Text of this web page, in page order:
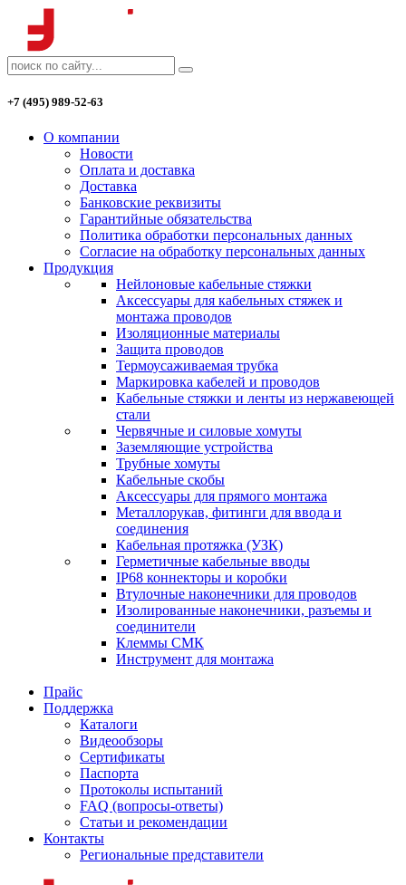
+7 (495) 989-52-63
О компании
Новости
Оплата и доставка
Доставка
Банковские реквизиты
Гарантийные обязательства
Политика обработки персональных данных
Согласие на обработку персональных данных
Продукция
Нейлоновые кабельные стяжки
Аксессуары для кабельных стяжек и
монтажа проводов
Изоляционные материалы
Защита проводов
Термоусаживаемая трубка
Маркировка кабелей и проводов
Кабельные стяжки и ленты из нержавеющей
стали
Червячные и силовые хомуты
Заземляющие устройства
Трубные хомуты
Кабельные скобы
Аксессуары для прямого монтажа
Металлорукав, фитинги для ввода и
соединения
Кабельная протяжка (УЗК)
Герметичные кабельные вводы
IP68 коннекторы и коробки
Втулочные наконечники для проводов
Изолированные наконечники, разъемы и
соединители
Клеммы СМК
Инструмент для монтажа
Прайс
Поддержка
Каталоги
Видеообзоры
Сертификаты
Паспорта
Протоколы испытаний
FAQ (вопросы-ответы)
Статьи и рекомендации
Контакты
Региональные представители